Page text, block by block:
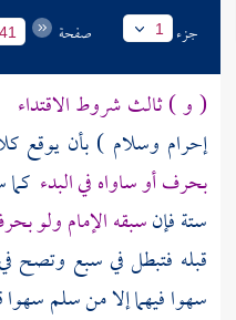
جزء 1 صفحة
( و ) ثالث شروط الاقتداء
إحرام وسلام ) بأن يوقع
بحرف أو ساواه في البدء
ستة فإنسبقه الإمام ولو
قبله فتبطل في سبع وتصح
سهوا فيهما إلا من سلم سهوا